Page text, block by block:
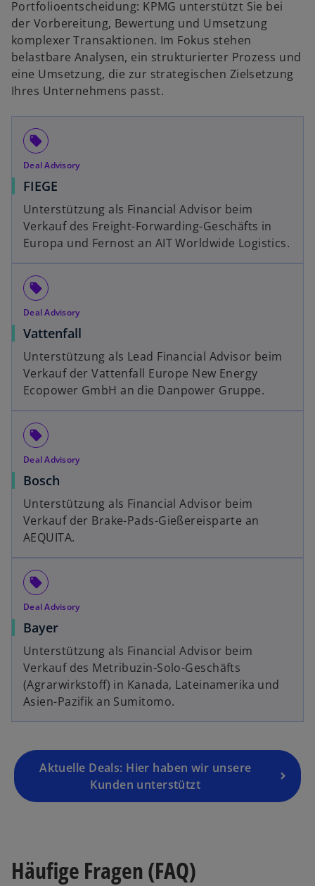
Portfolioentscheidung: KPMG unterstützt Sie bei
der Vorbereitung, Bewertung und Umsetzung
komplexer Transaktionen. Im Fokus stehen
belastbare Analysen, ein strukturierter Prozess und
eine Umsetzung, die zur strategischen Zielsetzung
Ihres Unternehmens passt.
local_offer
Deal Advisory
FIEGE
Unterstützung als Financial Advisor beim
Verkauf des Freight-Forwarding-Geschäfts in
Europa und Fernost an AIT Worldwide Logistics.
local_offer
Deal Advisory
Vattenfall
Unterstützung als Lead Financial Advisor beim
Verkauf der Vattenfall Europe New Energy
Ecopower GmbH an die Danpower Gruppe.
local_offer
Deal Advisory
Bosch
Unterstützung als Financial Advisor beim
Verkauf der Brake-Pads-Gießereisparte an
AEQUITA.
local_offer
Deal Advisory
Bayer
Unterstützung als Financial Advisor beim
Verkauf des Metribuzin-Solo-Geschäfts
(Agrarwirkstoff) in Kanada, Lateinamerika und
Asien-Pazifik an Sumitomo.
Aktuelle Deals: Hier haben wir unsere
Kunden unterstützt
Häufige Fragen (FAQ)